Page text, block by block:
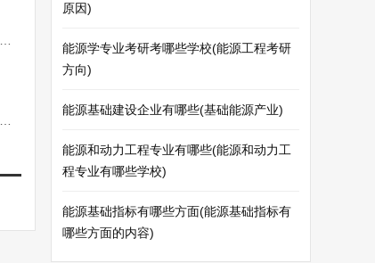
原因)
能源学专业考研考哪些学校(能源工程考研
方向)
能源基础建设企业有哪些(基础能源产业)
能源和动力工程专业有哪些(能源和动力工
程专业有哪些学校)
能源基础指标有哪些方面(能源基础指标有
哪些方面的内容)